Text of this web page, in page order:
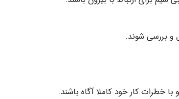
و بررسی شوند.
خطرات کار خود کاملا آگاه باشند.